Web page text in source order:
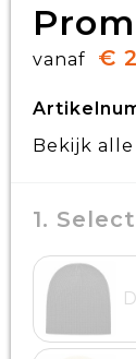
vanaf €
Bekijk
1.